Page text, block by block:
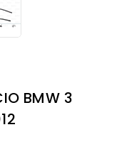
BMW 3